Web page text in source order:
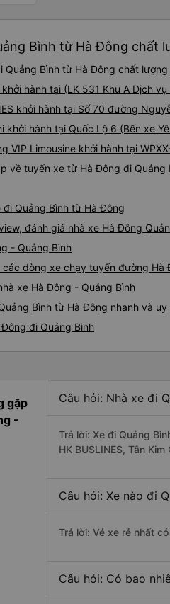
Bình từ Hà Đông chất
Quảng Bình từ Hà Đông chất
hành tại (LK 531 Khu A Dịch
khởi hành tại Số 70 đường
khởi hành tại Quốc Lộ 6 (Bến xe
VIP Limousine khởi hành tại
về tuyến xe từ Hà Đông đi Quảng
Quảng Bình từ Hà Đông
đánh giá nhà xe Hà Đông
- Quảng Bình
các dòng xe chạy tuyến đường Hà
xe Hà Đông - Quảng Bình
Bình từ Hà Đông nhanh và uy
đi Quảng Bình
gặp
-
Câu hỏi: Nhà xe đi
Trả lời: Xe đi Quảng
HK BUSLINES, Tân Kim
Câu hỏi: Xe nào đi
Trả lời: Vé xe rẻ nhất
Câu hỏi: Có bao